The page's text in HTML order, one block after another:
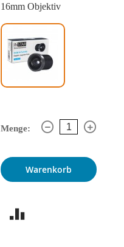
16mm Objektiv
Menge:
Warenkorb